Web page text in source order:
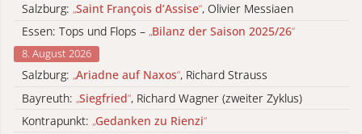
Salzburg: „Saint François d’Assise“, Olivier Messiaen
Essen: Tops und Flops – „Bilanz der Saison 2025/26“
8. August 2026
Salzburg: „Ariadne auf Naxos“, Richard Strauss
Bayreuth: „Siegfried“, Richard Wagner (zweiter Zyklus)
Kontrapunkt: „Gedanken zu Rienzi“